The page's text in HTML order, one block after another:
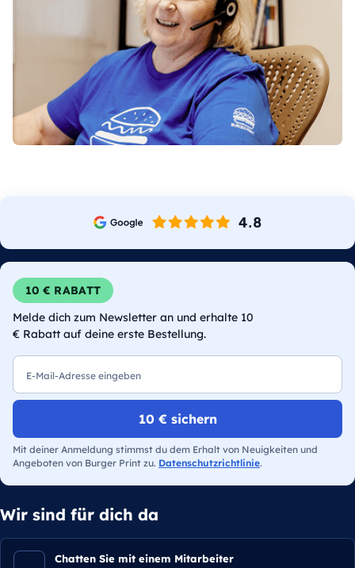
10 € RABATT
Melde dich zum Newsletter an und erhalte 10
€ Rabatt auf deine erste Bestellung.
10 € sichern
Mit deiner Anmeldung stimmst du dem Erhalt von Neuigkeiten und
Angeboten von Burger Print zu. Datenschutzrichtlinie.
Wir sind für dich da
Chatten Sie mit einem Mitarbeiter